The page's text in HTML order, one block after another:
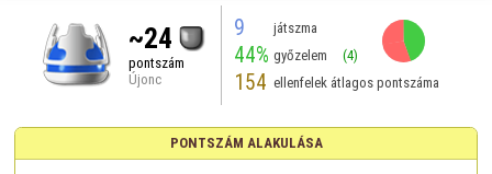
~24
pontszám
Újonc
9 játszma
44% győzelem (4)
154 ellenfelek átlagos pontszáma
PONTSZÁM ALAKULÁSA